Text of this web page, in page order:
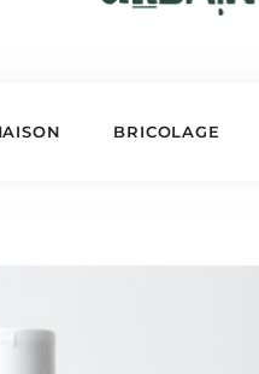
BRICOLAGE